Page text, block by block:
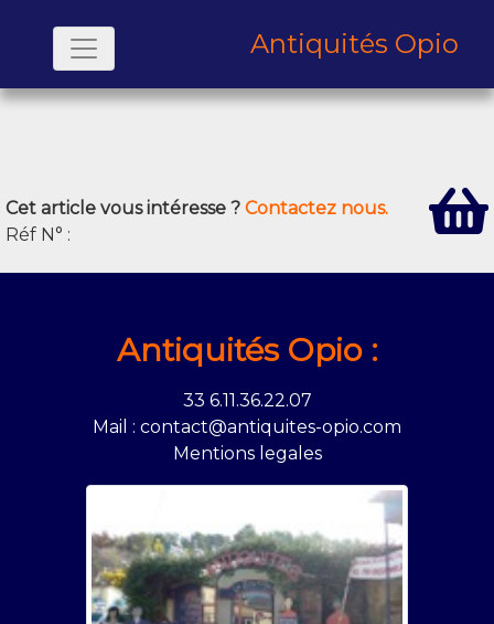
Antiquités Opio
Cet article vous intéresse ? Contactez nous.
Réf N° :
Antiquités Opio :
33 6.11.36.22.07
Mail : contact@antiquites-opio.com
Mentions legales